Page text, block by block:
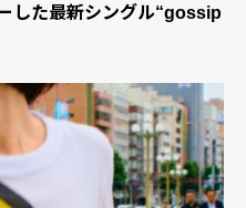
した最新シングル“gossip